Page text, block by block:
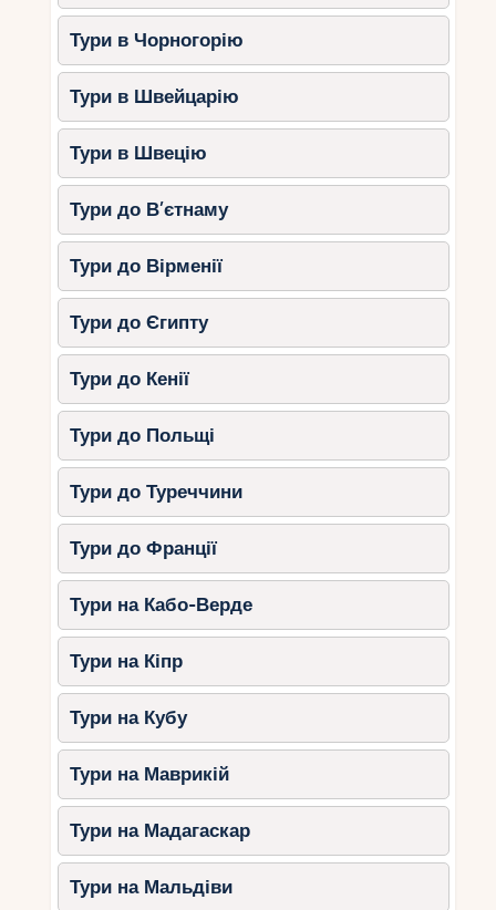
Тури в Чорногорію
Тури в Швейцарію
Тури в Швецію
Тури до В’єтнаму
Тури до Вірменії
Тури до Єгипту
Тури до Кенії
Тури до Польщі
Тури до Туреччини
Тури до Франції
Тури на Кабо-Верде
Тури на Кіпр
Тури на Кубу
Тури на Маврикій
Тури на Мадагаскар
Тури на Мальдіви